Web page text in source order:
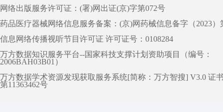
网络出版服务许可证：(署)网出证(京)字第072号
药品医疗器械网络信息服务备案：(京)网药械信息备字（2023）
信息网络传播视听节目许可证 许可证号：0108284
万方数据知识服务平台--国家科技支撑计划资助项目（编号：
2006BAH03B01）
万方数据学术资源发现获取服务系统[简称：万方智搜] V3.0 证
第11363462号